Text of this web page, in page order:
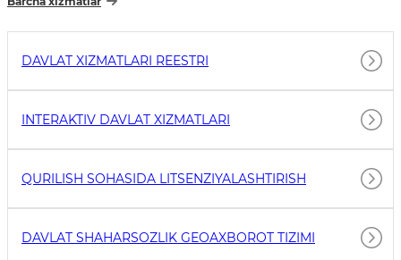
DAVLAT XIZMATLARI REESTRI
INTERAKTIV DAVLAT XIZMATLARI
QURILISH SOHASIDA LITSENZIYALASHTIRISH
DAVLAT SHAHARSOZLIK GEOAXBOROT TIZIMI